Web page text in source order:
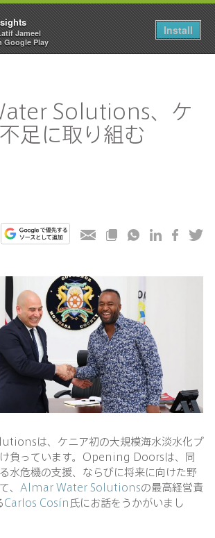
Jameel
Google Play
Install
Solutions、ケ
足に取り組む
は、ケニア初の大規模海水淡水化プ
負っています。Opening Doorsは、同
水危機の支援、ならびに将来に向けた野
、 Almar Water Solutionsの最高経営責
Carlos Cosín 氏にお話をうかがいまし